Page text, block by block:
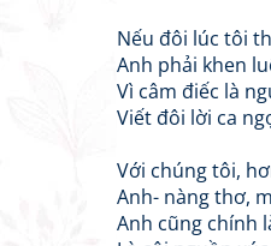
Nếu đôi lúc tôi
Anh phải khen
Vì câm điếc là
Viết đôi lời ca
Với chúng tôi,
Anh- nàng thơ,
Anh cũng chính